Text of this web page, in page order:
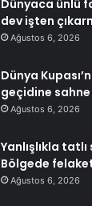
Dünyaca ünlü
dev işten
Ağustos 6, 2026
Dünya
geçidine
Ağustos 6, 2026
Yanlışlıkla
Bölgede
Ağustos 6, 2026